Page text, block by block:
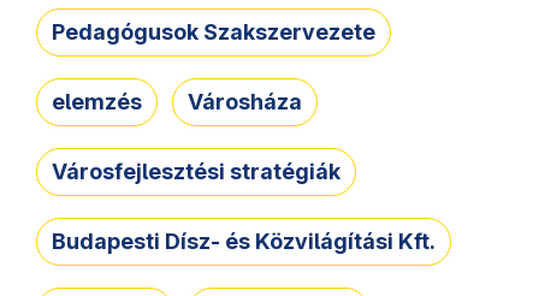
Pedagógusok Szakszervezete
elemzés Városháza
Városfejlesztési stratégiák
Budapesti Dísz- és Közvilágítási Kft.